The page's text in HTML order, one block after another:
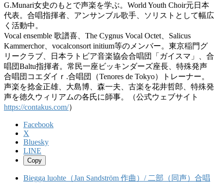
G.Munari女史のもとで声楽を学ぶ。World Youth Choir元日本
代表。合唱指揮者、アンサンブル歌手、ソリストとして幅広
く活動中。
Vocal ensemble 歌譜喜、The Cygnus Vocal Octet、Salicus
Kammerchor、vocalconsort initium等のメンバー。東京稲門グ
リークラブ、日本ラトビア音楽協会合唱団「ガイスマ」、合
唱団Baltu指揮者。常民一座ビッキンダーズ座長、特殊発声
合唱団コエダイｒ.合唱団（Tenores de Tokyo）トレーナー。
声楽を捻金正雄、大島博、森一夫、古楽を花井哲郎、特殊発
声を徳久ウィリアムの各氏に師事。（公式ウェブサイト
https://contakus.com/）
Facebook
X
Bluesky
LINE
Copy
Biegga luohte（Jan Sandström 作曲）/ 二部（同声）合唱